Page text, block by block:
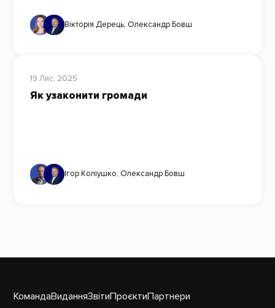
Вікторія Дерець, Олександр Бовш
19 Лис, 2025
Як узаконити громади
Ігор Коліушко, Олександр Бовш
КомандаВиданняЗвітиПроєктиПартнери